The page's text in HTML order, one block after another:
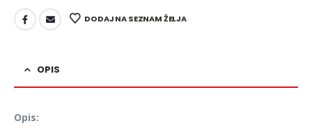
DODAJ NA SEZNAM ŽELJA
OPIS
Opis: